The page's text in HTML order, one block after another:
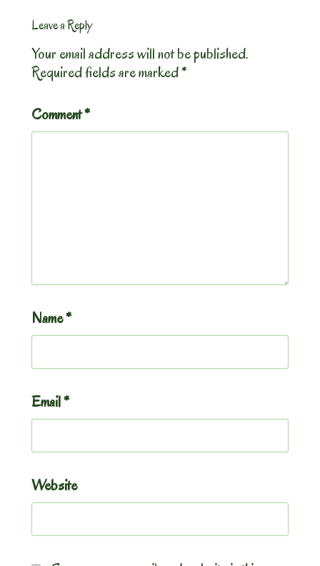
Leave a Reply
Your email address will not be published.
Required fields are marked*
Comment*
Name*
Email*
Website